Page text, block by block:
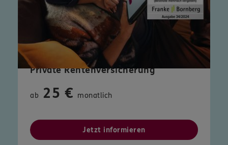
Private Rentenversicherung
ab 25 € monatlich
Jetzt informieren